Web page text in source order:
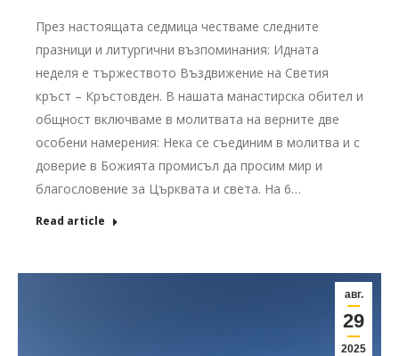
През настоящата седмица честваме следните
празници и литургични възпоминания: Идната
неделя е тържеството Въздвижение на Светия
кръст – Кръстовден. В нашата манастирска обител и
общност включваме в молитвата на верните две
особени намерения: Нека се съединим в молитва и с
доверие в Божията промисъл да просим мир и
благословение за Църквата и света. На 6…
Read article
авг.
29
2025